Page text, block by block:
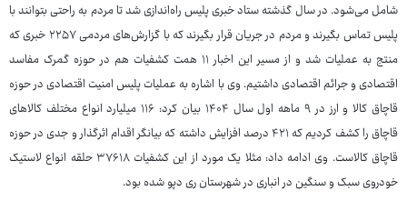
شامل می‌شود. در سال گذشته ستاد خبری پلیس راه‌اندازی شد تا مردم به راحتی بتوانند با
پلیس تماس بگیرند و مردم در جریان قرار بگیرند که با گزارش‌های مردمی ۲۲۵۷ خبری که
منتج به عملیات شد و از مسیر این اخبار ۱۱ همت کشفیات هم در حوزه گمرک مفاسد
اقتصادی و جرائم اقتصادی داشتیم. وی با اشاره به عملیات پلیس امنیت اقتصادی در حوزه
قاچاق کالا و ارز در ۹ ماهه اول سال ۱۴۰۴ بیان کرد: ۱۱۶ میلیارد انواع مختلف کالاهای
قاچاق را کشف کردیم که ۴۲۱ درصد افزایش داشته که بیانگر اقدام اثرگذار و جدی در حوزه
قاچاق کالاست. وی ادامه داد: مثلا یک مورد از این کشفیات ۳۷۶۱۸ حلقه انواع لاستیک
خودروی سبک و سنگین در انباری در شهرستان ری دپو شده بود.